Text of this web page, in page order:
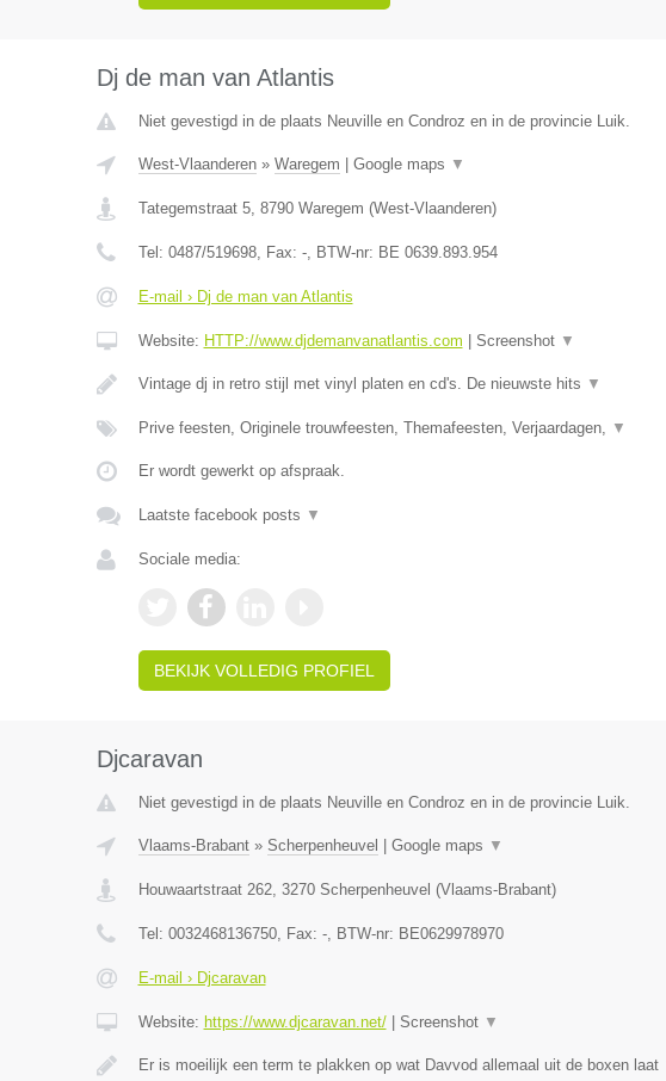
Dj de man van Atlantis
Niet gevestigd in de plaats Neuville en Condroz en in de provincie Luik.
West-Vlaanderen» Waregem Google maps ▼
Tategemstraat 5, 8790 Waregem (West-Vlaanderen)
Tel: 0487/519698, Fax: -, BTW-nr: BE 0639.893.954
E-mail › Dj de man van Atlantis
Website: HTTP://www.djdemanvanatlantis.com Screenshot ▼
Vintage dj in retro stijl met vinyl platen en cd's. De nieuwste hits ▼
Prive feesten, Originele trouwfeesten, Themafeesten, Verjaardagen, ▼
Er wordt gewerkt op afspraak.
Laatste facebook posts ▼
Sociale media:
BEKIJK VOLLEDIG PROFIEL
Djcaravan
Niet gevestigd in de plaats Neuville en Condroz en in de provincie Luik.
Vlaams-Brabant» Scherpenheuvel Google maps ▼
Houwaartstraat 262, 3270 Scherpenheuvel (Vlaams-Brabant)
Tel: 0032468136750, Fax: -, BTW-nr: BE0629978970
E-mail › Djcaravan
Website: https://www.djcaravan.net/| Screenshot ▼
Er is moeilijk een term te plakken op wat Davvod allemaal uit de boxen laat